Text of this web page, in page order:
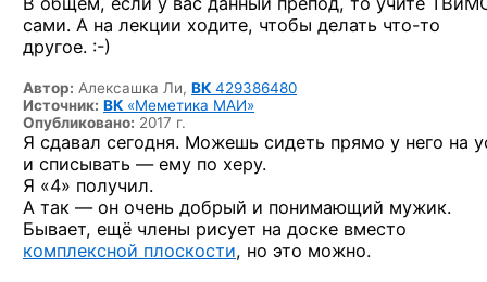
сами. А на лекции ходите, чтобы делать что-то
другое. :-)
Автор: Алексашка Ли, ВК 429386480
Источник: ВК «Меметика МАИ»
Опубликовано: 2017 г.
Я сдавал сегодня. Можешь сидеть прямо у него на
и списывать — ему по херу.
Я «4» получил.
А так — он очень добрый и понимающий мужик.
Бывает, ещё члены рисует на доске вместо
комплексной плоскости, но это можно.